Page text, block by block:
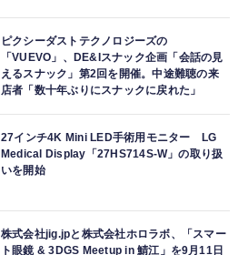
ピクシーダストテクノロジーズの
「VUEVO」、DE&Iスナック企画「会話の見
えるスナック」第2回を開催。中途難聴の来
店者「数十年ぶりにスナックに戻れた」
27インチ4K Mini LED手術用モニター LG
Medical Display「27HS714S-W」の取り扱
いを開始
株式会社jig.jpと株式会社ホロラボ、「スマー
ト眼鏡 & 3DGS Meetup in 鯖江」を9月11日